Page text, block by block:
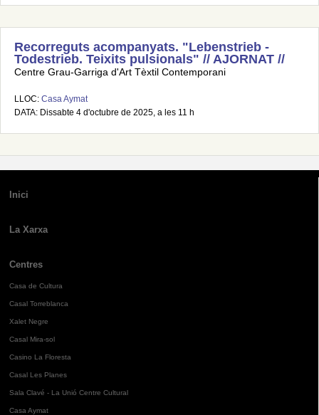
Recorreguts acompanyats. "Lebenstrieb -
Todestrieb. Teixits pulsionals" // AJORNAT //
Centre Grau-Garriga d'Art Tèxtil Contemporani
LLOC: Casa Aymat
DATA: Dissabte 4 d'octubre de 2025, a les 11 h
Inici
La Xarxa
Centres
Casa de Cultura
Casal Torreblanca
Xalet Negre
Casal Mira-sol
Casino La Floresta
Casal Les Planes
Sala Clavé - La Unió Centre Cultural
Casa Aymat